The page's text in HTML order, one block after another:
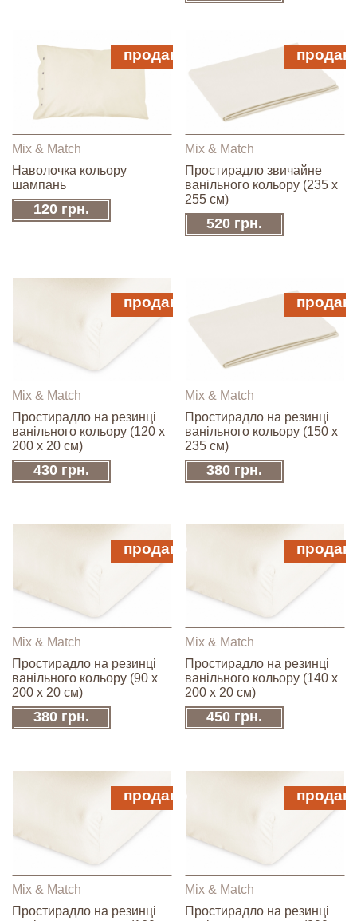
Mix & Match
Наволочка кольору
шампань
120 грн.
продано
Mix & Match
Простирадло звичайне
ванільного кольору (235 х
255 см)
520 грн.
Mix & Match
Простирадло на резинці
ванільного кольору (120 х
200 х 20 см)
430 грн.
продано
Mix & Match
Простирадло на резинці
ванільного кольору (150 х
235 см)
380 грн.
Mix & Match
Простирадло на резинці
ванільного кольору (90 х
200 х 20 см)
380 грн.
продано
Mix & Match
Простирадло на резинці
ванільного кольору (140 х
200 х 20 см)
450 грн.
Mix & Match
Простирадло на резинці
продано
Mix & Match
Простирадло на резинці